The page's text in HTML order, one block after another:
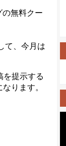
無料クー
て、今月は
を提示する
ります。